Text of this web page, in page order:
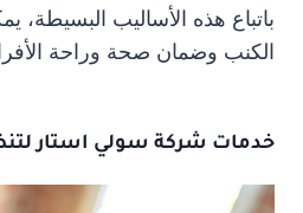
باتباع هذه الأساليب البسيطة،
الكنب وضمان صحة وراحة
خدمات شركة سولي استار